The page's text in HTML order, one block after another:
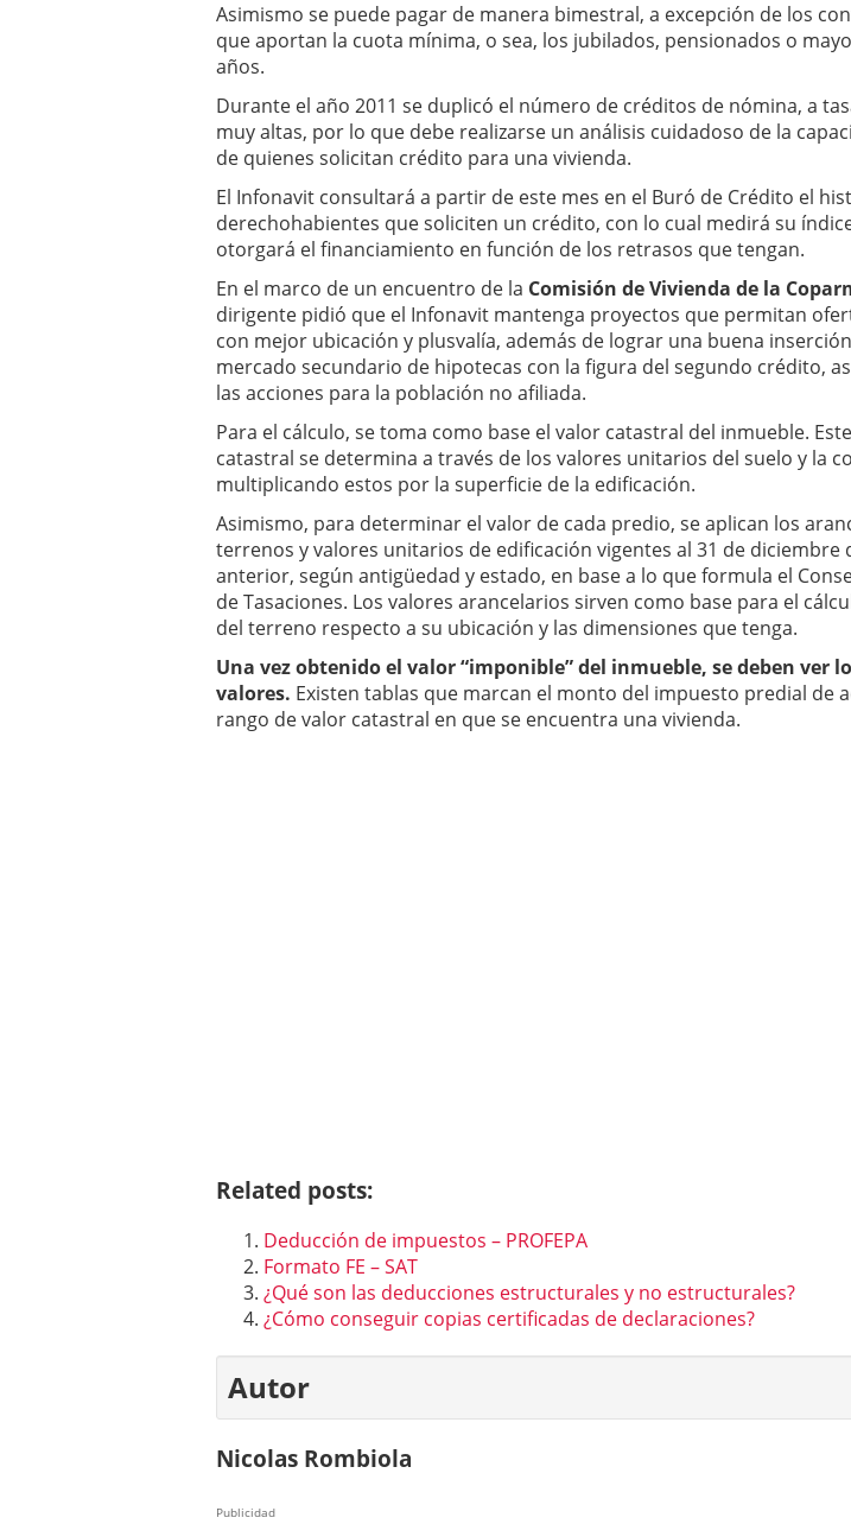
Asimismo se puede pagar de manera bimestral, a excepción de los
que aportan la cuota mínima, o sea, los jubilados, pensionados o
años.
Durante el año 2011 se duplicó el número de créditos de nómina, a
muy altas, por lo que debe realizarse un análisis cuidadoso de la
de quienes solicitan crédito para una vivienda.
El Infonavit consultará a partir de este mes en el Buró de Crédito el
derechohabientes que soliciten un crédito, con lo cual medirá su
otorgará el financiamiento en función de los retrasos que tengan.
En el marco de un encuentro de la Comisión de Vivienda de la
dirigente pidió que el Infonavit mantenga proyectos que permitan
con mejor ubicación y plusvalía, además de lograr una buena
mercado secundario de hipotecas con la figura del segundo crédito,
las acciones para la población no afiliada.
Para el cálculo, se toma como base el valor catastral del inmueble.
catastral se determina a través de los valores unitarios del suelo y la
multiplicando estos por la superficie de la edificación.
Asimismo, para determinar el valor de cada predio, se aplican los
terrenos y valores unitarios de edificación vigentes al 31 de diciembre
anterior, según antigüedad y estado, en base a lo que formula el
de Tasaciones. Los valores arancelarios sirven como base para el
del terreno respecto a su ubicación y las dimensiones que tenga.
Una vez obtenido el valor “imponible” del inmueble, se deben ver
valores. Existen tablas que marcan el monto del impuesto predial de
rango de valor catastral en que se encuentra una vivienda.
Related posts:
Deducción de impuestos – PROFEPA
Formato FE – SAT
¿Qué son las deducciones estructurales y no estructurales?
¿Cómo conseguir copias certificadas de declaraciones?
Autor
Nicolas Rombiola
Publicidad